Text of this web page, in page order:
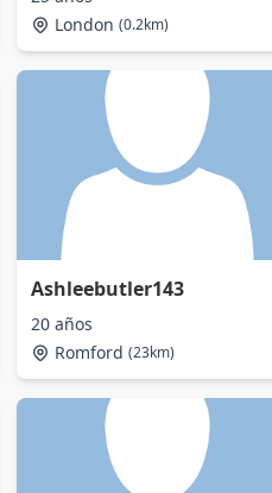
London (0.2km)
Ashleebutler143
20 años
Romford (23km)